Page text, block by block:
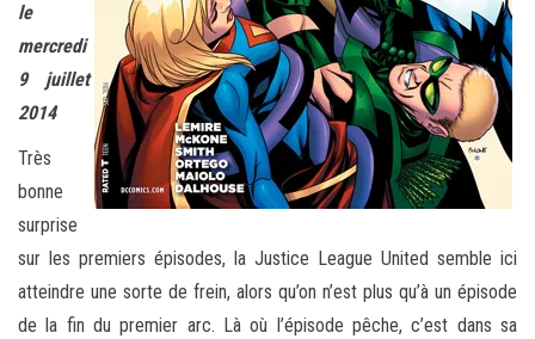
le
mercredi
9 juillet
2014
Très
bonne
surprise
sur les premiers épisodes, la Justice League United semble ici
atteindre une sorte de frein, alors qu’on n’est plus qu’à un épisode
de la fin du premier arc. Là où l’épisode pêche, c’est dans sa